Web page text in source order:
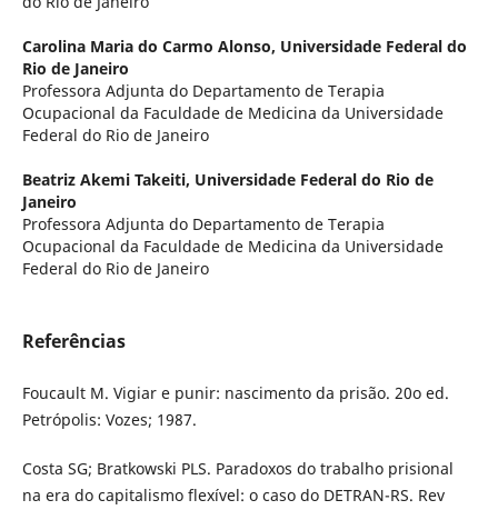
Carolina Maria do Carmo Alonso, Universidade Federal do
Rio de Janeiro
Professora Adjunta do Departamento de Terapia
Ocupacional da Faculdade de Medicina da Universidade
Federal do Rio de Janeiro
Beatriz Akemi Takeiti, Universidade Federal do Rio de
Janeiro
Professora Adjunta do Departamento de Terapia
Ocupacional da Faculdade de Medicina da Universidade
Federal do Rio de Janeiro
Referências
Foucault M. Vigiar e punir: nascimento da prisão. 20o ed.
Petrópolis: Vozes; 1987.
Costa SG; Bratkowski PLS. Paradoxos do trabalho prisional
na era do capitalismo flexível: o caso do DETRAN-RS. Rev